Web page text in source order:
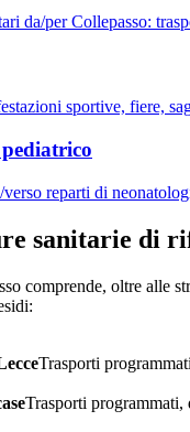
da/per Collepasso:
sportive, fiere,
reparti di
sanitarie di
comprende, oltre alle
Trasporti
Trasporti